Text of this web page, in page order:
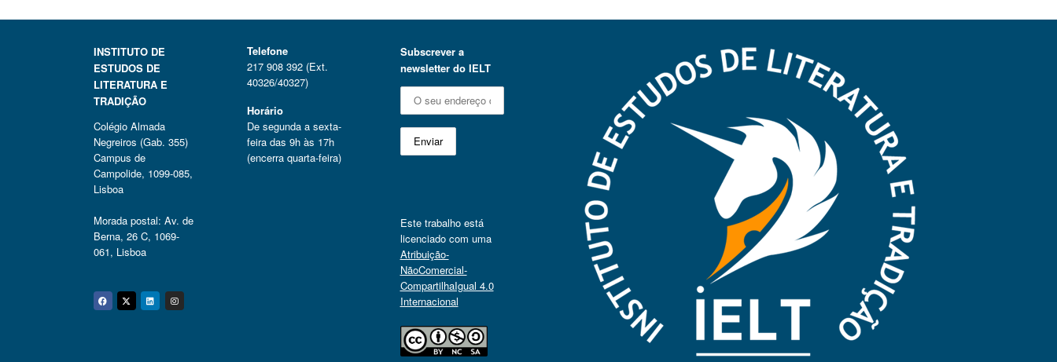
INSTITUTO DE
ESTUDOS DE
LITERATURA E
TRADIÇÃO
Colégio Almada
Negreiros (Gab. 355)
Campus de
Campolide, 1099-085,
Lisboa
Morada postal: Av. de
Berna, 26 C, 1069-
061, Lisboa
Facebook
Twitter
Linkedin
Instagram
Telefone
217 908 392 (Ext.
40326/40327)
Horário
De segunda a sexta-
feira das 9h às 17h
(encerra quarta-feira)
Subscrever a
newsletter do IELT
Este trabalho está
licenciado com uma
Atribuição-
NãoComercial-
CompartilhaIgual 4.0
Internacional